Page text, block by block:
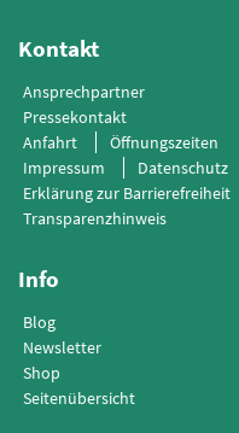
Kontakt
Ansprechpartner
Pressekontakt
Anfahrt
Öffnungszeiten
Impressum
Datenschutz
Erklärung zur Barrierefreiheit
Transparenzhinweis
Info
Blog
Newsletter
Shop
Seitenübersicht